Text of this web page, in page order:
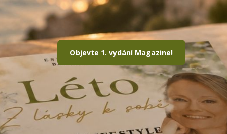
Objevte 1. vydání Magazine!